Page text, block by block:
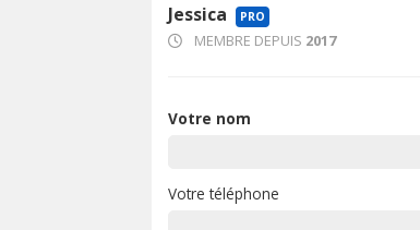
Jessica PRO
MEMBRE DEPUIS 2017
Votre nom
Votre téléphone